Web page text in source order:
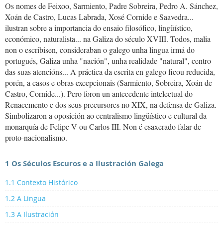
Os nomes de Feixoo, Sarmiento, Padre Sobreira, Pedro A. Sánchez,
Xoán de Castro, Lucas Labrada, Xosé Cornide e Saavedra...
ilustran sobre a importancia do ensaio filosófico, lingüístico,
económico, naturalista... na Galiza do século XVIII. Todos, malia
non o escribisen, consideraban o galego unha lingua irmá do
portugués, Galiza unha "nación", unha realidade "natural", centro
das suas atencións... A práctica da escrita en galego ficou reducida,
porén, a casos e obras excepcionais (Sarmiento, Sobreira, Xoán de
Castro, Cornide...). Pero foron un antecedente intelectual do
Renacemento e dos seus precursores no XIX, na defensa de Galiza.
Simbolizaron a oposición ao centralismo lingüístico e cultural da
monarquía de Felipe V ou Carlos III. Non é esaxerado falar de
proto-nacionalismo.
1 Os Séculos Escuros e a Ilustración Galega
1.1 Contexto Histórico
1.2 A Lingua
1.3 A Ilustración